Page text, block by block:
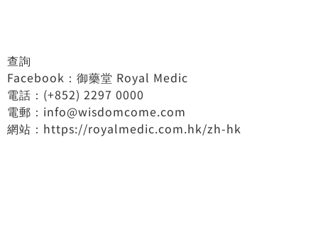
查詢
Facebook：御藥堂 Royal Medic
電話：(+852) 2297 0000
電郵： info@wisdomcome.com
網站： https://royalmedic.com.hk/zh-hk